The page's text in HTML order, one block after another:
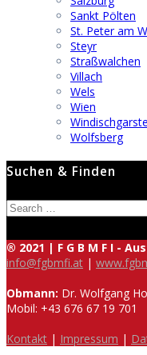
Sankt Pölten
St. Peter am
Steyr
Straßwalchen
Villach
Wels
Wien
Wolfsberg
Suchen & Finden
Search
for:
® 2021 | F G B M F I -
info@fgbmfi.at |
Obmann: Dr. Wolfgang
Mobil: +43 676 67 19 701
Kontakt | Impressum |